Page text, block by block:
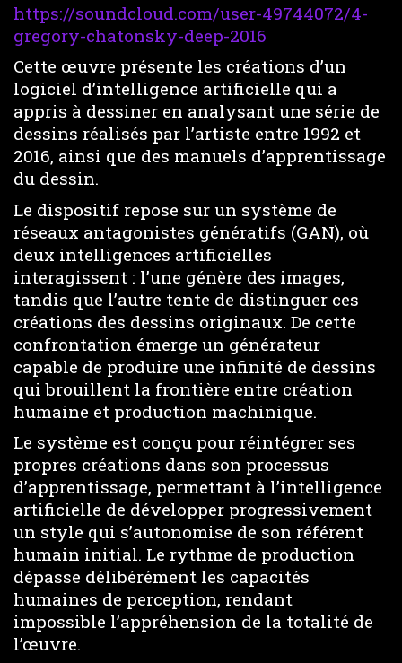
https://soundcloud.com/user-49744072/4-
gregory-chatonsky-deep-2016
Cette œuvre présente les créations d’un
logiciel d’intelligence artificielle qui a
appris à dessiner en analysant une série de
dessins réalisés par l’artiste entre 1992 et
2016, ainsi que des manuels d’apprentissage
du dessin.
Le dispositif repose sur un système de
réseaux antagonistes génératifs (GAN), où
deux intelligences artificielles
interagissent : l’une génère des images,
tandis que l’autre tente de distinguer ces
créations des dessins originaux. De cette
confrontation émerge un générateur
capable de produire une infinité de dessins
qui brouillent la frontière entre création
humaine et production machinique.
Le système est conçu pour réintégrer ses
propres créations dans son processus
d’apprentissage, permettant à l’intelligence
artificielle de développer progressivement
un style qui s’autonomise de son référent
humain initial. Le rythme de production
dépasse délibérément les capacités
humaines de perception, rendant
impossible l’appréhension de la totalité de
l’œuvre.